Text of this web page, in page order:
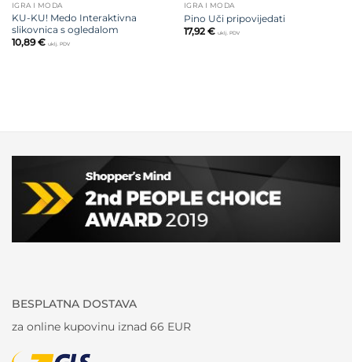
IGRA I MODA
KU-KU! Medo Interaktivna
slikovnica s ogledalom
10,89€ uklj. PDV
IGRA I MODA
Pino Uči pripovijedati
17,92 € uklj. PDV
BESPLATNA DOSTAVA
za online kupovinu iznad 66 EUR